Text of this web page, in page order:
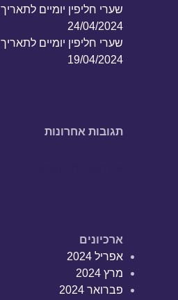
שערי חליפין יומיים לתאריך
24/04/2024
שערי חליפין יומיים לתאריך
19/04/2024
תגובות אחרונות
ארכיונים
אפריל 2024
מרץ 2024
פברואר 2024